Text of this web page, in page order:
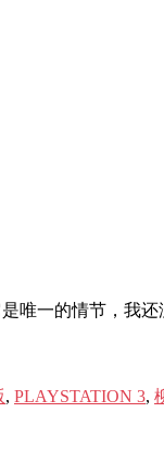
唯一的情节，我还
, PLAYSTATION 3,